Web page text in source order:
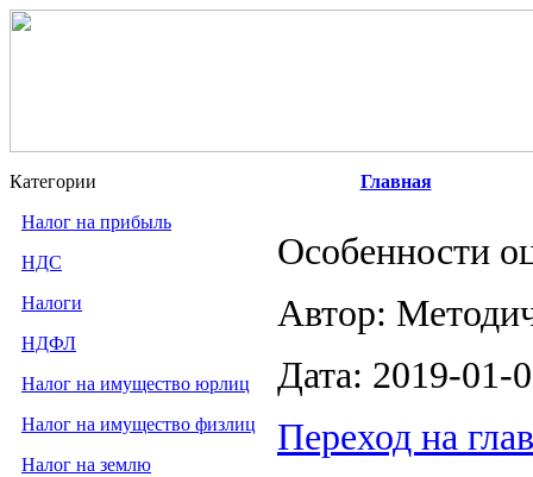
Категории
Налог на прибыль
НДС
Налоги
НДФЛ
Налог на имущество юрлиц
Налог на имущество физлиц
Налог на землю
Главная
Особенности
Автор:
Дата: 2019-01-
Переход на